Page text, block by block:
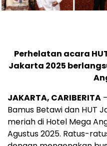
Perhelatan acara
Jakarta 2025
JAKARTA, CARIBERITA
Bamus Betawi dan HUT
meriah di Hotel Mega
Agustus 2025. Ratus-